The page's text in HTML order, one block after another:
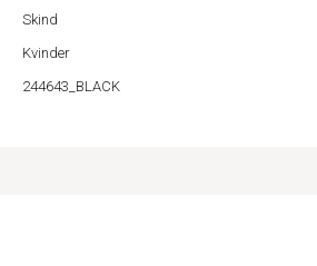
Skind
Kvinder
244643_BLACK